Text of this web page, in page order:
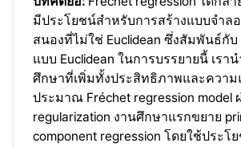
มีประโยชน์สำหรับการสร้างแบบจำล
สนองที่ไม่ใช่ Euclidean ซึ่งสัมพันธ์กับ
แบบ Euclidean ในการบรรยายนี้ เรา
ศึกษาที่เพิ่มทั้งประสิทธิภาพและความ
ประมาณ Fréchet regression model
regularization งานศึกษาแรกขยาย
component regression โดยใช้ประโ